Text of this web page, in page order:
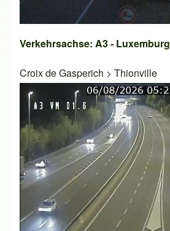
Verkehrsachse: A3 - Luxemburg
Croix de Gasperich > Thionville